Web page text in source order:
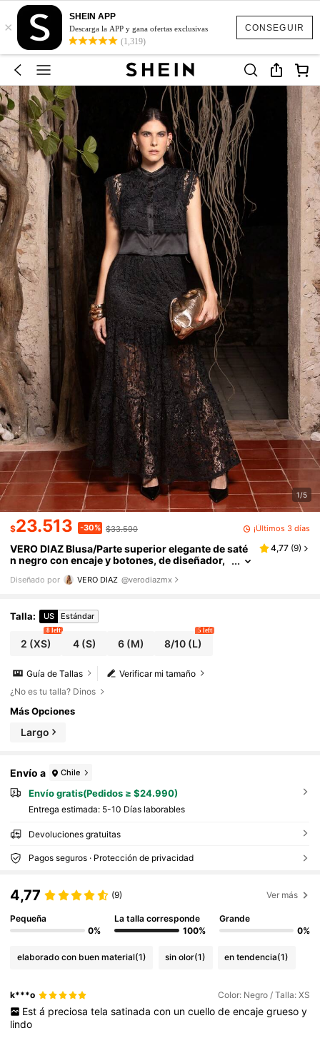
CONSEGUIR
×
SHEIN APP
Descarga la APP y gana ofertas exclusivas
(1,319)
1/5
$23.513 -30% $33.590 ¡Últimos 3 días
VERO DIAZ Blusa/Parte superior elegante de saté
n negro con encaje y botones, de diseñador,
4,77 (9)
Diseñado por VERO DIAZ @verodiazmx
Talla: US Estándar
2 (XS)
8 left
4(S) 6(M) 8/10 (L)
5 left
Verificar mi tamaño
Guía de Tallas
¿No es tu talla? Dinos
Más Opciones
Largo
Envío a Chile
Envío gratis(Pedidos ≥ $24.990)
Entrega estimada: 5-10 Días laborables
Devoluciones gratuitas
Pagos seguros · Protección de privacidad
4,77 (9) Ver más
Pequeña
0%
La talla corresponde
100%
Grande
0%
elaborado con buen material(1) sin olor(1) en tendencia(1)
k***o Color: Negro / Talla: XS
Est á preciosa tela satinada con un cuello de encaje grueso y
lindo